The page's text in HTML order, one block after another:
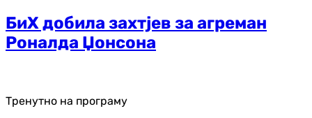
БиХ добила захтјев за агреман
Роналда Џонсона
Тренутно на програму